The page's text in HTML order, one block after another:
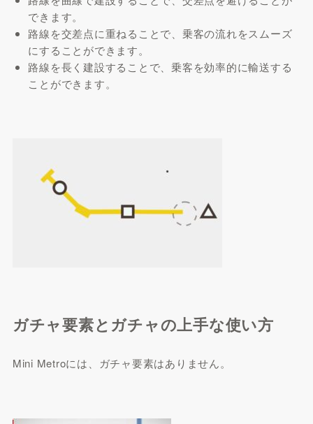
できます。
路線を交差点に重ねることで、乗客の流れをスムーズ
にすることができます。
路線を長く建設することで、乗客を効率的に輸送する
ことができます。
ガチャ要素とガチャの上手な使い方
Mini Metroには、ガチャ要素はありません。